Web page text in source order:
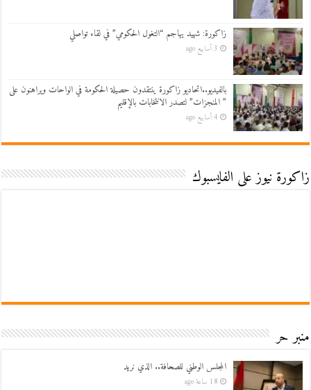
زاكورة: شهيد يهاجم “التغول الحكومي” في لقاء تواصلي
3 أسابيع ago
بالفيديو..اتحاديو زاكورة ينتقدون حصيلة الحكومة في الواحات ويراهنون على
” المنجزات” لتصدر الانتخابات بالإقليم
4 أسابيع ago
زاكورة نيوز على الفايسبوك
منبر حر
المجلس الوطني للصحافة.. الذي نريد
18 ساعة ago